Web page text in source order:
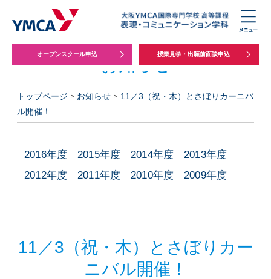
オープンスクール申込 授業見学・出願前面談申込
お知らせ
トップページ お知らせ
11／3（祝・木）とさぼりカーニバ
ル開催！
2016年度 2015年度 2014年度
2013年度
2012年度
2011年度 2010年度 2009年度
11／3（祝・木）とさぼりカー
ニバル開催！